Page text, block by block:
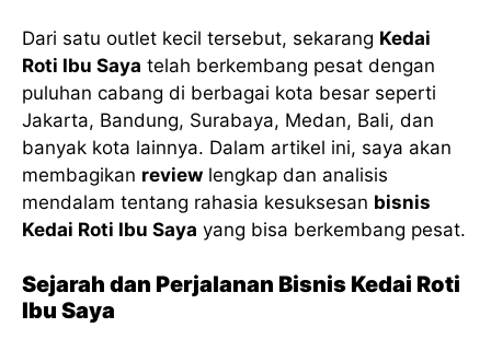
Dari satu outlet kecil tersebut, sekarang Kedai
Roti Ibu Saya telah berkembang pesat dengan
puluhan cabang di berbagai kota besar seperti
Jakarta, Bandung, Surabaya, Medan, Bali, dan
banyak kota lainnya. Dalam artikel ini, saya akan
membagikan review lengkap dan analisis
mendalam tentang rahasia kesuksesan bisnis
Kedai Roti Ibu Saya yang bisa berkembang pesat.
Sejarah dan Perjalanan Bisnis Kedai Roti
Ibu Saya